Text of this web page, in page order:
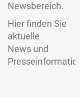
Newsbereich.
Hier finden Sie
aktuelle
News und